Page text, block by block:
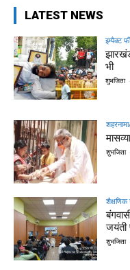
LATEST NEWS
इम्पैक्ट
भी
शुभजिता -
शुभजिता
शैक्षणिक
जयंती
शुभजिता